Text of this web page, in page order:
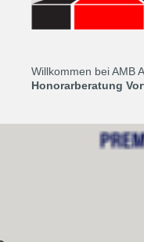
Willkommen bei AMB
Honorarberatung